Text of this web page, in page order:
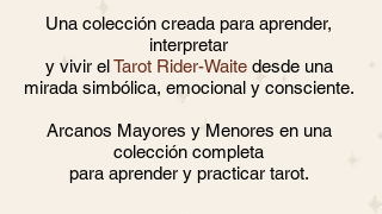
Una colección creada para aprender,
interpretar
y vivir el Tarot Rider-Waitedesde una
mirada simbólica, emocional y consciente.
Arcanos Mayores y Menores en una
colección completa
para aprender y practicar tarot.